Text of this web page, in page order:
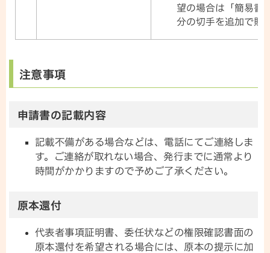
望の場合は「簡易書
分の切手を追加で貼
注意事項
申請書の記載内容
記載不備がある場合などは、電話にてご連絡しま
す。ご連絡が取れない場合、発行までに通常より
時間がかかりますので予めご了承ください。
原本還付
代表者事項証明書、委任状などの権限確認書面の
原本還付を希望される場合には、原本の提示に加